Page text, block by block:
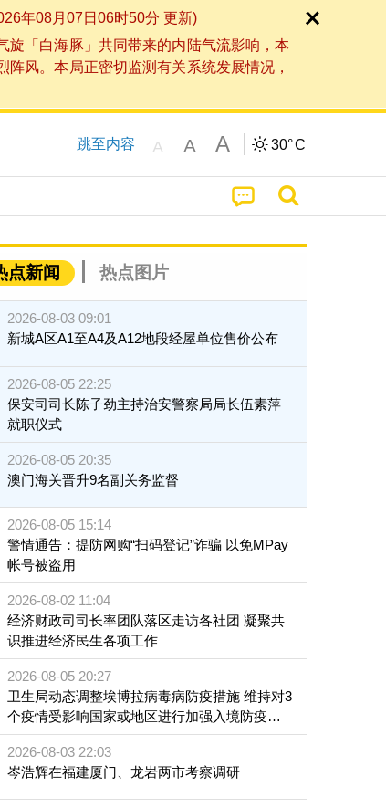
年08月07日06时50分 更新)
旋「白海豚」共同带来的内陆气流影响，本
风。本局正密切监测有关系统发展情况，
跳至内容 A A A 30°C
点新闻 热点图片
2026-08-03 09:01
新城A区A1至A4及A12地段经屋单位售价公布
2026-08-05 22:25
保安司司长陈子劲主持治安警察局局长伍素萍
就职仪式
2026-08-05 20:35
澳门海关晋升9名副关务监督
2026-08-05 15:14
警情通告：提防网购“扫码登记”诈骗 以免MPay
帐号被盗用
2026-08-02 11:04
经济财政司司长率团队落区走访各社团 凝聚共
识推进经济民生各项工作
2026-08-05 20:27
卫生局动态调整埃博拉病毒病防疫措施 维持对3
个疫情受影响国家或地区进行加强入境防疫措
施
2026-08-03 22:03
岑浩辉在福建厦门、龙岩两市考察调研